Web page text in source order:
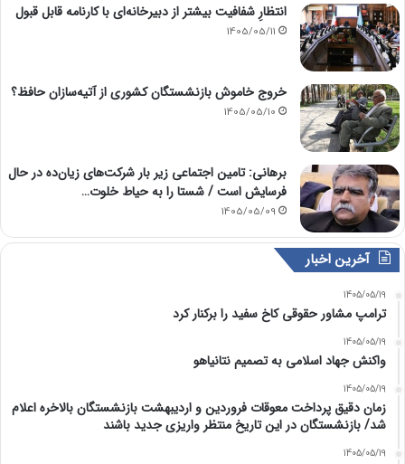
انتظارِ شفافیت بیشتر از دبیرخانه‌ای با کارنامه قابل قبول
1405/05/11
خروج خاموش بازنشستگان کشوری از آتیه‌سازان حافظ؟
1405/05/10
برهانی: تامین اجتماعی زیر بار شرکت‌های زیان‌ده در حال
فرسایش است / شستا را به حیاط خلوت…
1405/05/09
آخرین اخبار
1405/05/19
ترامپ مشاور حقوقی کاخ سفید را برکنار کرد
1405/05/19
واکنش جهاد اسلامی به تصمیم نتانیاهو
1405/05/19
زمان دقیق پرداخت معوقات فروردین و اردیبهشت بازنشستگان بالاخره اعلام
شد/ بازنشستگان در این تاریخ منتظر واریزی جدید باشند
1405/05/19